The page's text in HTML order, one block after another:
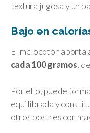
textura jugosa y un
Bajo en
El melocotón aporta
cada 100 gramos,
Por ello, puede
equilibrada y
otros postres con